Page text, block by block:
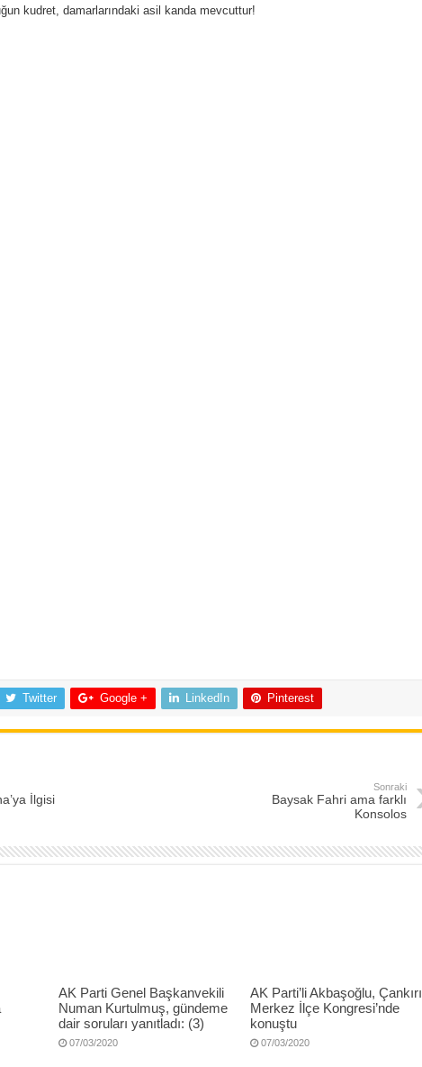
kudret, damarlarındaki asil kanda mevcuttur!
Twitter Google + LinkedIn Pinterest
İlgisi
Sonraki
Baysak Fahri ama farklı
Konsolos
AK Parti Genel Başkanvekili
Numan Kurtulmuş, gündeme
dair soruları yanıtladı: (3)
07/03/2020
AK Parti’li Akbaşoğlu, Çankırı
Merkez İlçe Kongresi’nde
konuştu
07/03/2020